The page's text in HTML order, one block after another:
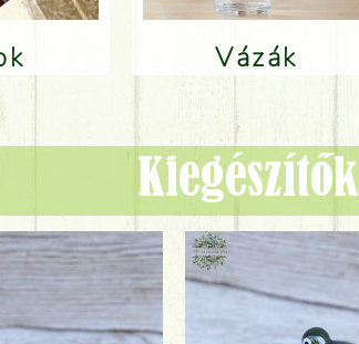
Vázák
Kiegészítők